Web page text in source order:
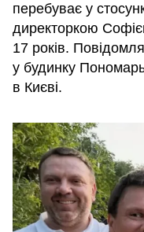
перебуває у
директоркою
17 років.
у будинку
в Києві.